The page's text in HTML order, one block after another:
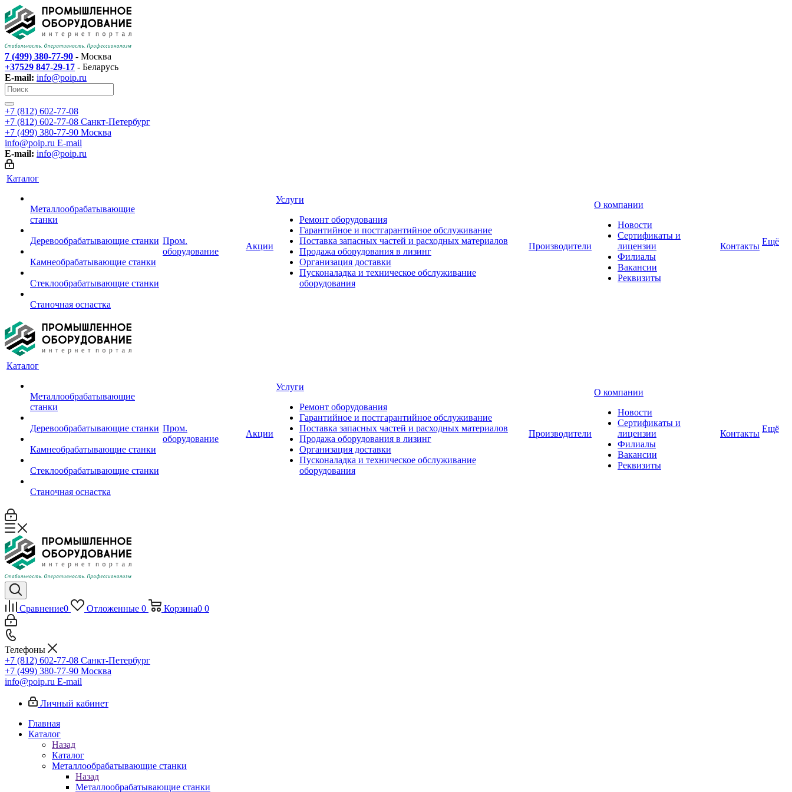
7 (499) 380-77-90 - Москва
+37529 847-29-17 - Беларусь
E-mail: info@poip.ru
+7 (812) 602-77-08
+7 (812) 602-77-08 Санкт-Петербург
+7 (499) 380-77-90 Москва
info@poip.ru E-mail
E-mail: info@poip.ru
Каталог
Металлообрабатывающие
станки
Деревообрабатывающие станки
Камнеобрабатывающие станки
Стеклообрабатывающие станки
Станочная оснастка
Пром.
оборудование
Акции
Услуги
Ремонт оборудования
Гарантийное и постгарантийное обслуживание
Поставка запасных частей и расходных материалов
Продажа оборудования в лизинг
Организация доставки
Пусконаладка и техническое обслуживание
оборудования
Производители
О компании
Новости
Сертификаты и
лицензии
Филиалы
Вакансии
Реквизиты
Контакты Ещё
Каталог
Металлообрабатывающие
станки
Деревообрабатывающие станки
Камнеобрабатывающие станки
Стеклообрабатывающие станки
Станочная оснастка
Пром.
оборудование
Акции
Услуги
Ремонт оборудования
Гарантийное и постгарантийное обслуживание
Поставка запасных частей и расходных материалов
Продажа оборудования в лизинг
Организация доставки
Пусконаладка и техническое обслуживание
оборудования
Производители
О компании
Новости
Сертификаты и
лицензии
Филиалы
Вакансии
Реквизиты
Контакты Ещё
Сравнение0 Отложенные 0 Корзина0 0
Телефоны
+7 (812) 602-77-08 Санкт-Петербург
+7 (499) 380-77-90 Москва
info@poip.ru E-mail
Личный кабинет
Главная
Каталог
Назад
Каталог
Металлообрабатывающие станки
Назад
Металлообрабатывающие станки